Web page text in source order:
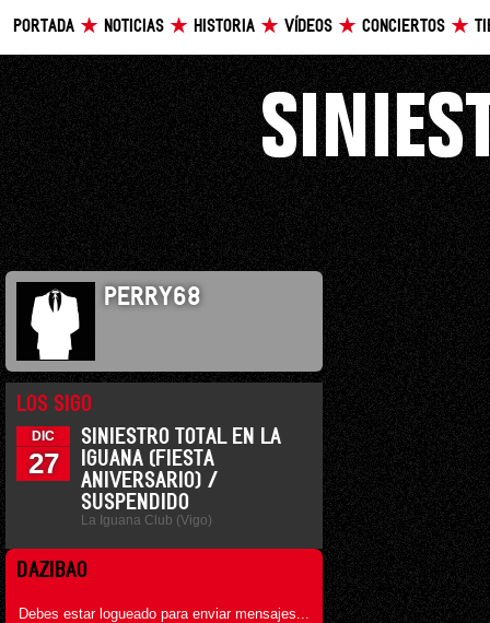
PORTADA NOTICIAS HISTORIA VÍDEOS CONCIERTOS
PERRY68
LOS SIGO
DIC
27
SINIESTRO TOTAL EN LA
IGUANA (FIESTA
ANIVERSARIO) /
SUSPENDIDO
La Iguana Club (Vigo)
DAZIBAO
Debes estar logueado para enviar mensajes...